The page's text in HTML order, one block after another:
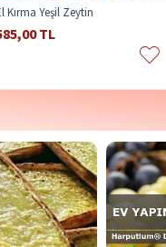
Kırma Yeşil Zeytin
TL